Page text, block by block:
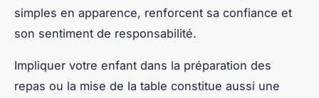
simples en apparence, renforcent sa confiance et
son sentiment de responsabilité.
Impliquer votre enfant dans la préparation des
repas ou la mise de la table constitue aussi une